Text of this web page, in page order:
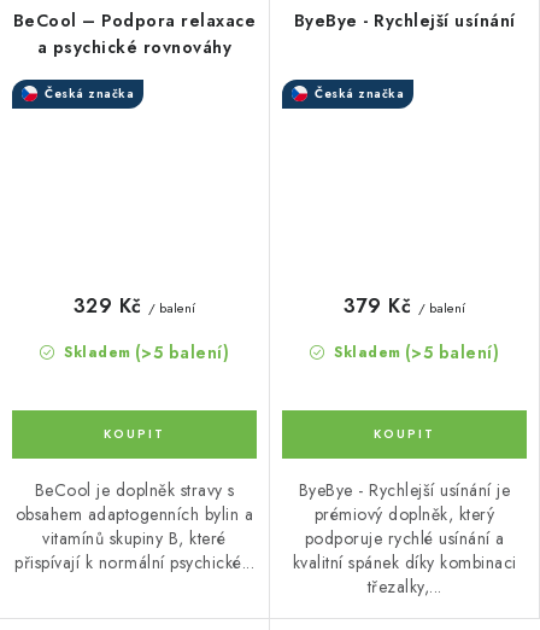
BeCool – Podpora relaxace
a psychické rovnováhy
Česká značka
Skladem (>5 balení)
329 Kč / balení
BeCool je doplněk stravy s
obsahem adaptogenních bylin a
vitamínů skupiny B, které
přispívají k normální psychické...
ByeBye - Rychlejší usínání
Česká značka
Skladem (>5 balení)
379 Kč / balení
ByeBye - Rychlejší usínání je
prémiový doplněk, který
podporuje rychlé usínání a
kvalitní spánek díky kombinaci
třezalky,...